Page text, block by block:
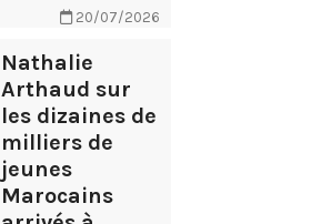
20/07/2026
Nathalie
Arthaud sur
les dizaines de
milliers de
jeunes
Marocains